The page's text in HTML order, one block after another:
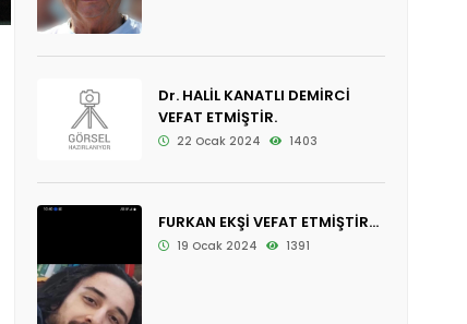
Dr. HALİL KANATLI DEMİRCİ
VEFAT ETMİŞTİR.
22 Ocak 2024 1403
FURKAN EKŞİ VEFAT ETMİŞTİR...
19 Ocak 2024 1391